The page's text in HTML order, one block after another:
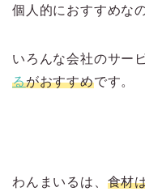
個人的におすすめな
いろんな会社のサー
るがおすすめです。
わんまいるは、 食材